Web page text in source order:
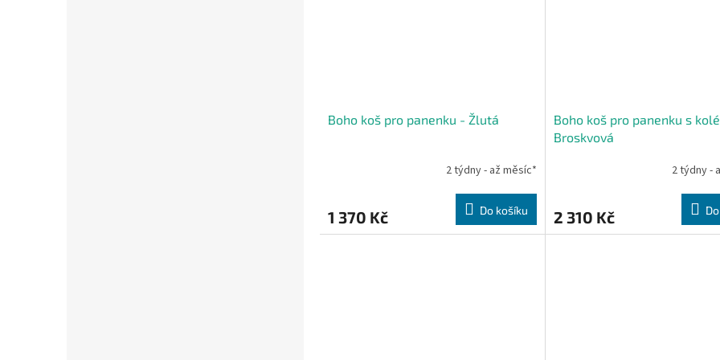
Boho koš pro panenku - Žlutá
2 týdny - až měsíc*
1 370 Kč Do košíku
Boho koš pro panenku s
Broskvová
2 týdny -
2 310 Kč